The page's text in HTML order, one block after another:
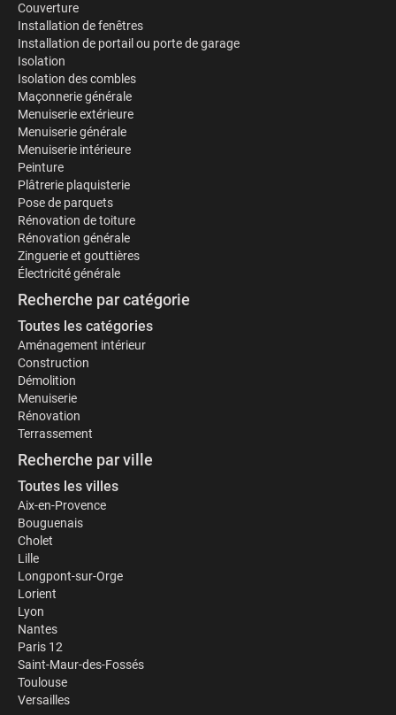
Couverture
Installation de fenêtres
Installation de portail ou porte de garage
Isolation
Isolation des combles
Maçonnerie générale
Menuiserie extérieure
Menuiserie générale
Menuiserie intérieure
Peinture
Plâtrerie plaquisterie
Pose de parquets
Rénovation de toiture
Rénovation générale
Zinguerie et gouttières
Électricité générale
Recherche par catégorie
Toutes les catégories
Aménagement intérieur
Construction
Démolition
Menuiserie
Rénovation
Terrassement
Recherche par ville
Toutes les villes
Aix-en-Provence
Bouguenais
Cholet
Lille
Longpont-sur-Orge
Lorient
Lyon
Nantes
Paris 12
Saint-Maur-des-Fossés
Toulouse
Versailles